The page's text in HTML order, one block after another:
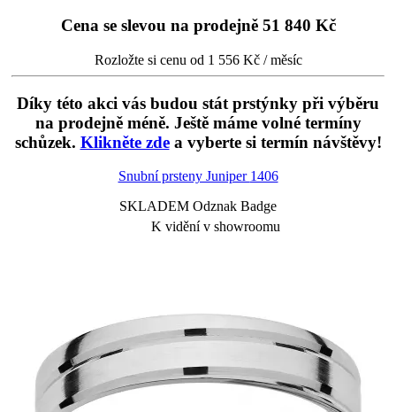
Cena se slevou na prodejně 51 840 Kč
Rozložte si cenu od 1 556 Kč / měsíc
Díky této akci vás budou stát prstýnky při výběru
na prodejně méně. Ještě máme volné termíny
schůzek. Klikněte zdea vyberte si termín návštěvy!
Snubní prsteny Juniper 1406
SKLADEM Odznak Badge
K vidění v showroomu